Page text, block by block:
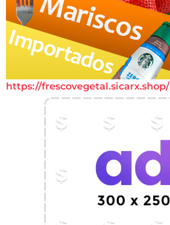
https://frescovegetal.sicarx.shop/